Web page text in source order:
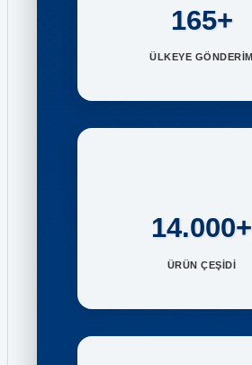
165+
ÜLKEYE GÖNDERİM
14.000+
ÜRÜN ÇEŞİDİ